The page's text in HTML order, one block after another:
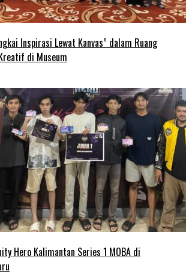
Inspirasi Lewat Kanvas” dalam Ruang
di Museum
Hero Kalimantan Series 1 MOBA di